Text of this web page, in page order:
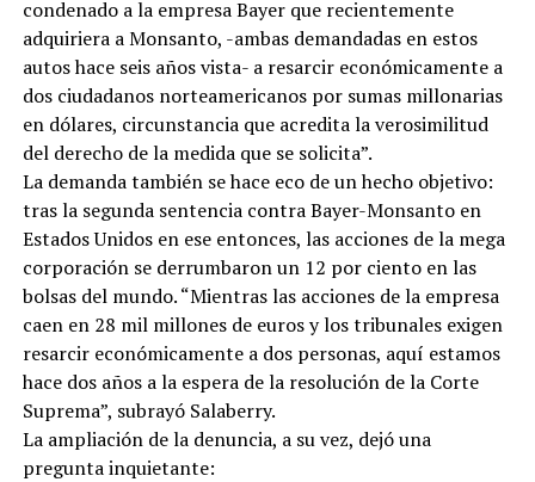
condenado a la empresa Bayer que recientemente
adquiriera a Monsanto, -ambas demandadas en estos
autos hace seis años vista- a resarcir económicamente a
dos ciudadanos norteamericanos por sumas millonarias
en dólares, circunstancia que acredita la verosimilitud
del derecho de la medida que se solicita”.
La demanda también se hace eco de un hecho objetivo:
tras la segunda sentencia contra Bayer-Monsanto en
Estados Unidos en ese entonces, las acciones de la mega
corporación se derrumbaron un 12 por ciento en las
bolsas del mundo. “Mientras las acciones de la empresa
caen en 28 mil millones de euros y los tribunales exigen
resarcir económicamente a dos personas, aquí estamos
hace dos años a la espera de la resolución de la Corte
Suprema”, subrayó Salaberry.
La ampliación de la denuncia, a su vez, dejó una
pregunta inquietante: